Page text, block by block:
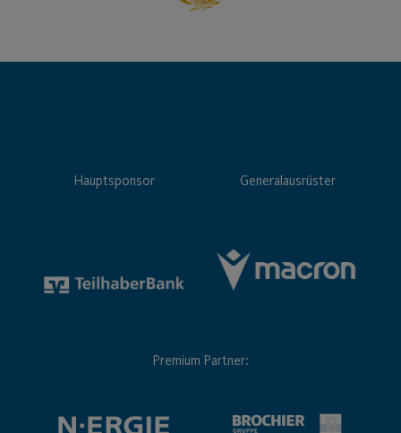
Hauptsponsor Generalausrüster
Premium Partner: